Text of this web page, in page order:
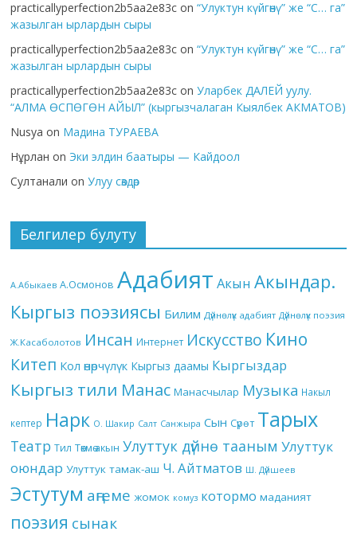
practicallyperfection2b5aa2e83c on“Улуктун күйгөнү” же “С… га”
жазылган ырлардын сыры
practicallyperfection2b5aa2e83c on“Улуктун күйгөнү” же “С… га”
жазылган ырлардын сыры
practicallyperfection2b5aa2e83c onУларбек ДАЛЕЙ уулу.
“АЛМА ӨСПӨГӨН АЙЫЛ” (кыргызчалаган Кыялбек АКМАТОВ)
Nusya on Мадина ТУРАЕВА
Нұрлан on Эки элдин баатыры — Кайдоол
Султанали onУлуу сөздөр
Белгилер булуту
А.Абыкаев А.Осмонов Адабият Акын Акындар.
Кыргыз поэзиясы Билим Дүйнөлүк адабият Дүйнөлүк поэзия
Ж.Касаболотов Инсан Интернет Искусство Кино
Китеп Кол өнөрчүлүк Кыргыз даамы Кыргыздар
Кыргыз тили Манас Манасчылар Музыка Накыл
кептер Нарк О. Шакир Салт Санжыра Сын Сүрөт Тарых
Театр Тил Төкмө акын Улуттук дүйнө тааным Улуттук
оюндар Улуттук тамак-аш Ч. Айтматов Ш. Дүйшеев
Эстутум аңгеме жомок комуз котормо маданият
поэзия сынак